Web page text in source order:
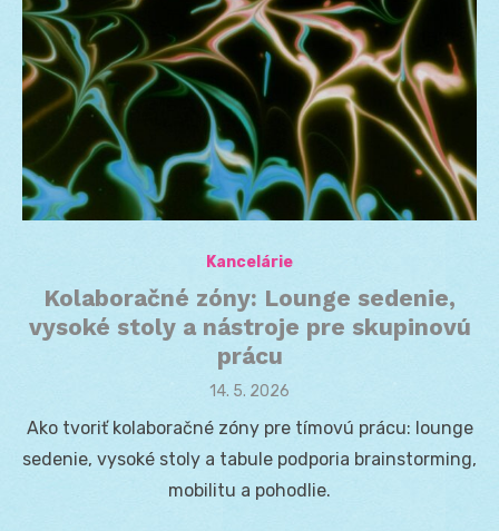
Kancelárie
Kolaboračné zóny: Lounge sedenie,
vysoké stoly a nástroje pre skupinovú
prácu
Posted
14. 5. 2026
Ako tvoriť kolaboračné zóny pre tímovú prácu: lounge
sedenie, vysoké stoly a tabule podporia brainstorming,
mobilitu a pohodlie.